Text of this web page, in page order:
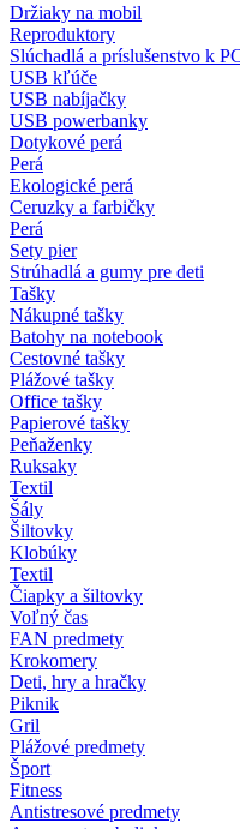
Držiaky na mobil
Reproduktory
Slúchadlá a príslušenstvo k
USB kľúče
USB nabíjačky
USB powerbanky
Dotykové perá
Perá
Ekologické perá
Ceruzky a farbičky
Perá
Sety pier
Strúhadlá a gumy pre deti
Tašky
Nákupné tašky
Batohy na notebook
Cestovné tašky
Plážové tašky
Office tašky
Papierové tašky
Peňaženky
Ruksaky
Textil
Šály
Šiltovky
Klobúky
Textil
Čiapky a šiltovky
Voľný čas
FAN predmety
Krokomery
Deti, hry a hračky
Piknik
Gril
Plážové predmety
Šport
Fitness
Antistresové predmety